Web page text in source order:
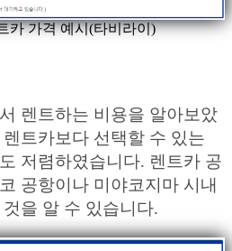
카 가격 예시(타비라이)
렌트하는 비용을 알아보았
트카보다 선택할 수 있는
저렴하였습니다. 렌트카 공
공항이나 미야코지마 시내
을 알 수 있습니다.